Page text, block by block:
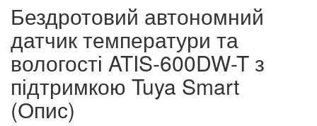
Бездротовий автономний
датчик температури та
вологості ATIS-600DW-T з
підтримкою Tuya Smart
(Опис)